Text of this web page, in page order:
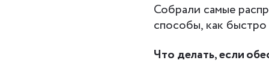
Собрали самые
способы, как
Что делать, если